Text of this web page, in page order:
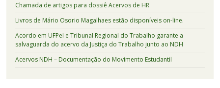
Chamada de artigos para dossiê Acervos de HR
Livros de Mário Osorio Magalhaes estão disponíveis on-line.
Acordo em UFPel e Tribunal Regional do Trabalho garante a
salvaguarda do acervo da Justiça do Trabalho junto ao NDH
Acervos NDH – Documentação do Movimento Estudantil